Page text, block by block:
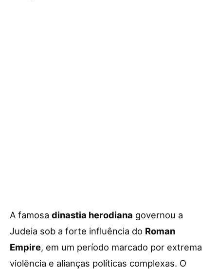
A famosa dinastia herodiana governou a
Judeia sob a forte influência do Roman
Empire, em um período marcado por extrema
violência e alianças políticas complexas. O